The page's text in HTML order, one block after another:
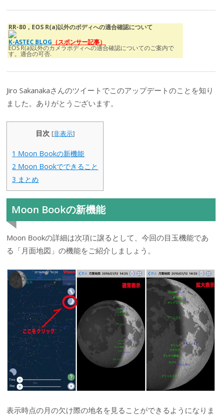
RR-80，EOS R(a)以外のボディへの適合確認について
K-ASTEC BLOG （スポンサー記事）
EOS R(a)以外のカメラボディへの適合確認についてのご案内で
す。適合の可否.
Jiro Sakanakaさんのツイートでこのアップデートのことを知り
ました。ありがとうございます。
目次 [非表示]
1 Moon Bookの新機能
2 Moon Bookでできること
3 まとめ
Moon Bookの新機能
Moon Bookの詳細は次項に譲るとして、今回の目玉機能であ
る「月面地図」の機能をご紹介しましょう。
表示時点の月の欠け際の地名を見ることができるようになりま